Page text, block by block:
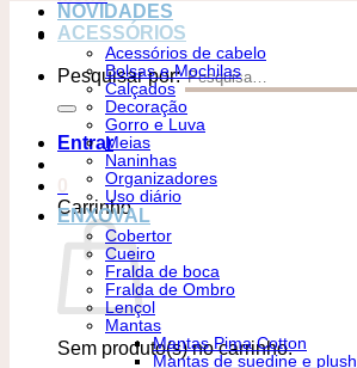
Pesquisar por:
Entrar
Carrinho
Sem produto(s) no carrinho.
NOVIDADES
ACESSÓRIOS
Acessórios de cabelo
Bolsas e Mochilas
Calçados
Decoração
Gorro e Luva
Meias
Naninhas
Organizadores
Uso diário
ENXOVAL
Cobertor
Cueiro
Fralda de boca
Fralda de Ombro
Lençol
Mantas
Mantas Pima Cotton
Mantas de suedine e plush